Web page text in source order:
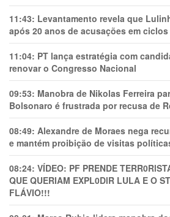
11:43: Levantamento revela que
após 20 anos de acusações em
11:04: PT lança estratégia com
renovar o Congresso Nacional
09:53: Manobra de Nikolas Ferreira
Bolsonaro é frustrada por recusa de
08:49: Alexandre de Moraes nega
e mantém proibição de visitas
08:24: VÍDEO: PF PRENDE
QUE QUERIAM EXPL0DlR LULA E O
FLÁVIO!!!